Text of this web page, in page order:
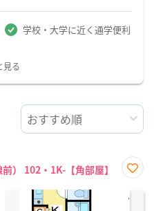
学校・大学に近く通学便利
見る
） 102・1K-【角部屋】
に入
り登